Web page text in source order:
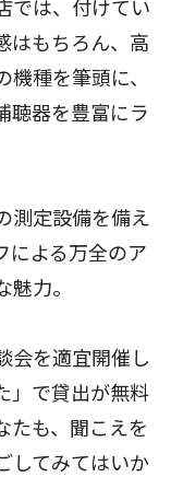
では、付けてい
はもちろん、高
種を筆頭に、
聴器を豊富にラ
測定設備を備え
による万全のア
力。
会を適宜開催し
」で貸出が無料
たも、聞こえを
してみてはいか